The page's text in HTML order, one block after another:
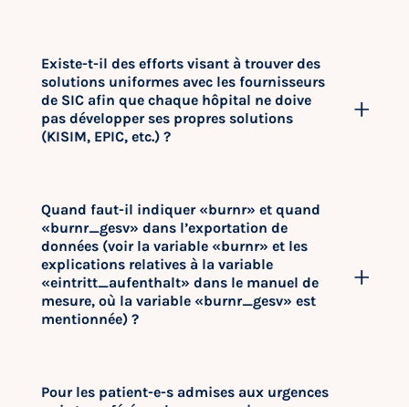
Existe-t-il des efforts visant à trouver des
solutions uniformes avec les fournisseurs
de SIC afin que chaque hôpital ne doive
pas développer ses propres solutions
(KISIM, EPIC, etc.) ?
Quand faut-il indiquer «burnr» et quand
«burnr_gesv» dans l’exportation de
données (voir la variable «burnr» et les
explications relatives à la variable
«eintritt_aufenthalt» dans le manuel de
mesure, où la variable «burnr_gesv» est
mentionnée) ?
Pour les patient-e-s admises aux urgences